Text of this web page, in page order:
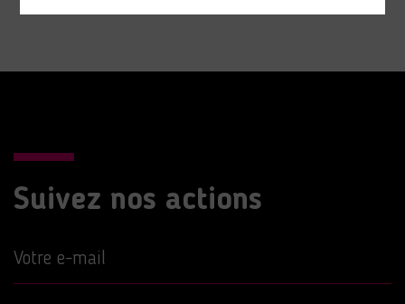
Suivez nos actions
Votre e-mail